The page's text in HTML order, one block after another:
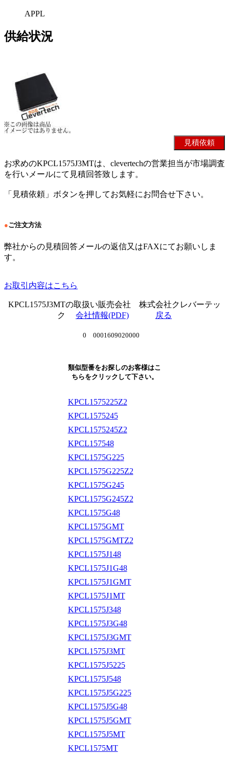
APPL
供給状況
お求めのKPCL1575J3MTは、clevertechの営業担当が市場調査
を行いメールにて見積回答致します。
「見積依頼」ボタンを押してお気軽にお問合せ下さい。
●ご注文方法
弊社からの見積回答メールの返信又はFAXにてお願いしま
す。
お取引内容はこちら
KPCL1575J3MTの取扱い販売会社 株式会社クレバーテッ
ク 会社情報(PDF) 戻る
0 0001609020000
類似型番をお探しのお客様はこ
ちらをクリックして下さい。
KPCL1575225Z2
KPCL1575245
KPCL1575245Z2
KPCL157548
KPCL1575G225
KPCL1575G225Z2
KPCL1575G245
KPCL1575G245Z2
KPCL1575G48
KPCL1575GMT
KPCL1575GMTZ2
KPCL1575J148
KPCL1575J1G48
KPCL1575J1GMT
KPCL1575J1MT
KPCL1575J348
KPCL1575J3G48
KPCL1575J3GMT
KPCL1575J3MT
KPCL1575J5225
KPCL1575J548
KPCL1575J5G225
KPCL1575J5G48
KPCL1575J5GMT
KPCL1575J5MT
KPCL1575MT